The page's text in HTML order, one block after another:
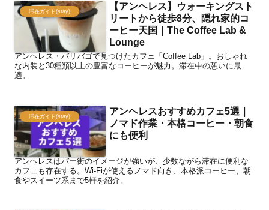
滞在ガイド(stay)
【アンヘレス】ウォーキングスト
リートから徒歩8分、隠れ家的コ
ーヒー天国｜The Coffee Lab &
Lounge
アンヘレス・バリバゴで見つけたカフェ「Coffee Lab」。おしゃれ
な内装と30種類以上の豊富なコーヒーが魅力。滞在中の憩いに最
適。
滞在ガイド(stay)
アンヘレスおすすめカフェ5選｜
ノマド作業・本格コーヒー・朝食
にも便利
アンヘレスはバー街のイメージが強いが、少数ながら滞在に便利な
カフェも存在する。Wi-Fiが使えるノマド向き、本格派コーヒー、朝
食やスイーツ系まで5軒を紹介。